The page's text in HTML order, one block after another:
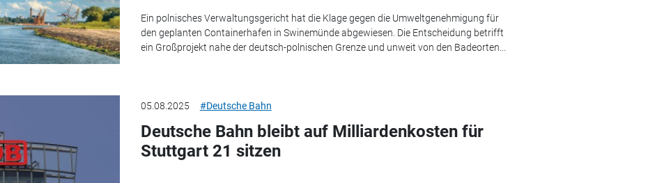
Ein polnisches Verwaltungsgericht hat die Klage gegen die Umweltgenehmigung für
den geplanten Containerhafen in Swinemünde abgewiesen. Die Entscheidung betrifft
ein Großprojekt nahe der deutsch-polnischen Grenze und unweit von den Badeorten...
05.08.2025 #Deutsche Bahn
Deutsche Bahn bleibt auf Milliardenkosten für
Stuttgart 21 sitzen